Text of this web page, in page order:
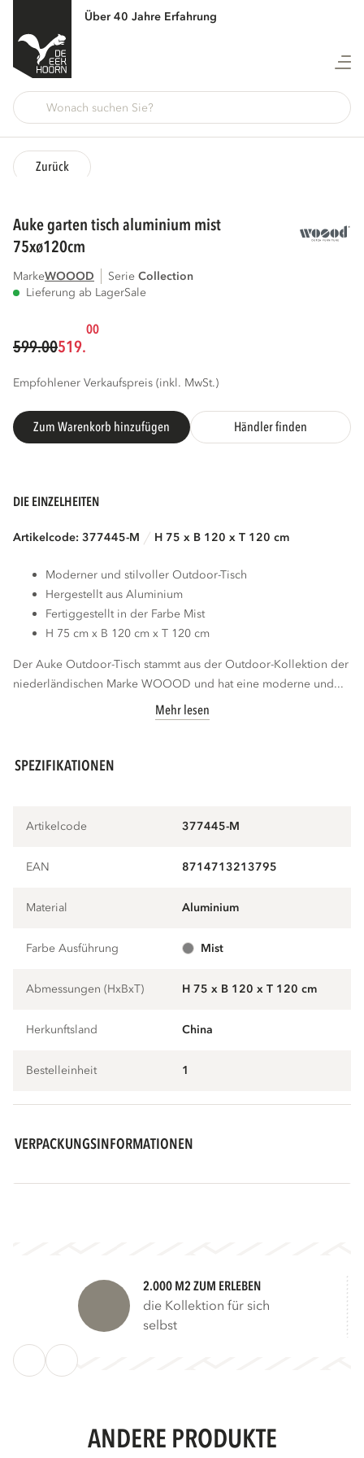
Über 40 Jahre Erfahrung
Zurück
auke garten tisch aluminium mist
75xø120cm
MarkeWOOOD Serie
collection
Lieferung ab LagerSale
599.00519.
00
Empfohlener Verkaufspreis (inkl. MwSt.)
Zum Warenkorb hinzufügen Händler finden
DIE EINZELHEITEN
Artikelcode: 377445-M H 75 x B 120 x T 120 cm
Moderner und stilvoller Outdoor-Tisch
Hergestellt aus Aluminium
Fertiggestellt in der Farbe Mist
H 75 cm x B 120 cm x T 120 cm
Der Auke Outdoor-Tisch stammt aus der Outdoor-Kollektion der
niederländischen Marke WOOOD und hat eine moderne und...
Mehr lesen
SPEZIFIKATIONEN
Artikelcode 377445-M
EAN 8714713213795
Material aluminium
Farbe Ausführung mist
Abmessungen (HxBxT) H 75 x B 120 x T 120 cm
Herkunftsland China
Bestelleinheit 1
VERPACKUNGSINFORMATIONEN
2.000 M2 ZUM ERLEBEN
die Kollektion für sich
selbst
ANDERE PRODUKTE